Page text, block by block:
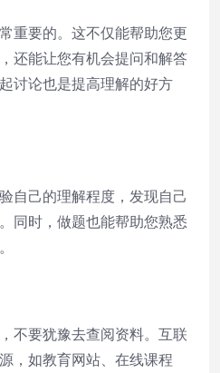
重要的。这不仅能帮助您更
还能让您有机会提问和解答
讨论也是提高理解的好方
自己的理解程度，发现自己
同时，做题也能帮助您熟悉
不要犹豫去查阅资料。互联
，如教育网站、在线课程